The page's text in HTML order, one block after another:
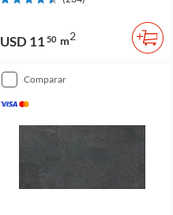
USD 11 50 m2
comparar